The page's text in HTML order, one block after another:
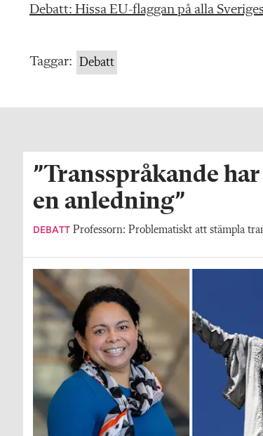
Debatt: Hissa EU-flaggan på alla
Taggar: Debatt
”Transspråkande
en anledning”
DEBATT Professorn: Problematiskt att stämpla